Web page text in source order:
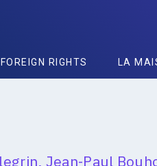
FOREIGN RIGHTS LA
, Jean-Paul